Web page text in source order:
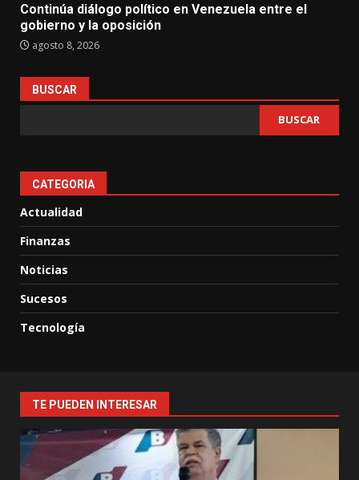
Continúa diálogo político en Venezuela entre el
gobierno y la oposición
agosto 8, 2026
BUSCAR
BUSCAR
CATEGORIA
Actualidad
Finanzas
Noticias
Sucesos
Tecnología
TE PUEDEN INTERESAR